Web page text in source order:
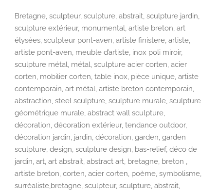
Bretagne, sculpteur, sculpture, abstrait, sculpture jardin,
sculpture extérieur, monumental, artiste breton, art
élysées, sculpteur pont-aven, artiste finistere, artiste,
artiste pont-aven, meuble d’artiste, inox poli miroir,
sculpture métal, métal, sculpture acier corten, acier
corten, mobilier corten, table inox, pièce unique, artiste
contemporain, art métal, artiste breton contemporain,
abstraction, steel sculpture, sculpture murale, sculpture
géométrique murale, abstract wall sculpture,
décoration, décoration extérieur, tendance outdoor,
décoration jardin, jardin, décoration, garden, garden
sculpture, design, sculpture design, bas-relief, déco de
jardin, art, art abstrait, abstract art, bretagne, breton ,
artiste breton, corten, acier corten, poème, symbolisme,
surréaliste,bretagne, sculpteur, sculpture, abstrait,